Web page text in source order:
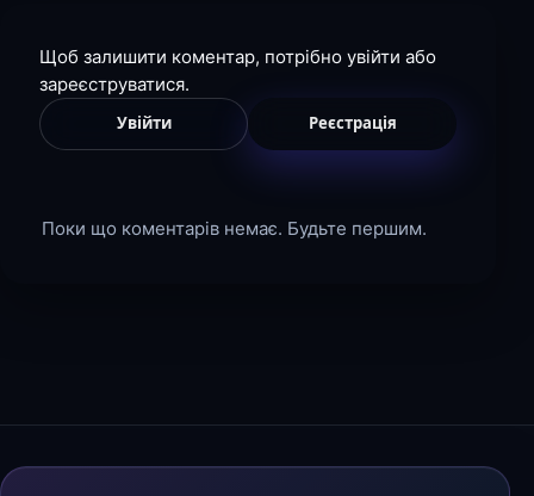
Щоб залишити коментар, потрібно увійти або
зареєструватися.
Увійти Реєстрація
Поки що коментарів немає. Будьте першим.